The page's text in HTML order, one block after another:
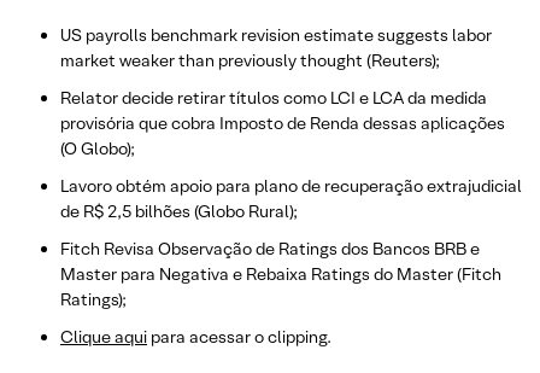
US payrolls benchmark revision estimate suggests labor
market weaker than previously thought (Reuters);
Relator decide retirar títulos como LCI e LCA da medida
provisória que cobra Imposto de Renda dessas aplicações
(O Globo);
Lavoro obtém apoio para plano de recuperação extrajudicial
de R$ 2,5 bilhões (Globo Rural);
Fitch Revisa Observação de Ratings dos Bancos BRB e
Master para Negativa e Rebaixa Ratings do Master (Fitch
Ratings);
Clique aqui para acessar o clipping.